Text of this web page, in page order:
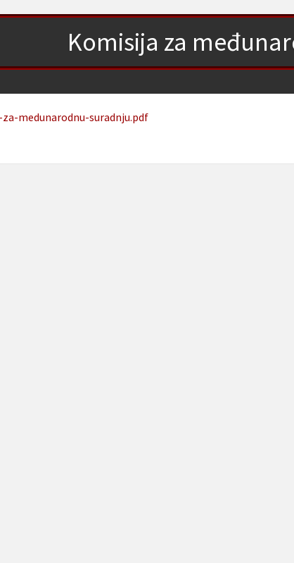
Komisija za
medunarodnu-suradnju.pdf